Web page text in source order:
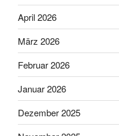
April 2026
März 2026
Februar 2026
Januar 2026
Dezember 2025